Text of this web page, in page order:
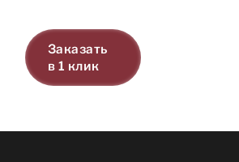
Заказать
в 1 клик